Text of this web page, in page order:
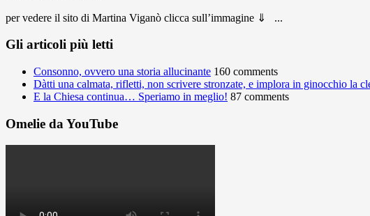
per vedere il sito di Martina Viganò clicca sull’immagine ⇓ ...
Gli articoli più letti
Consonno, ovvero una storia allucinante 160 comments
Dàtti una calmata, rifletti, non scrivere stronzate, e implora in ginocchio la
E la Chiesa continua… Speriamo in meglio! 87 comments
Omelie da YouTube